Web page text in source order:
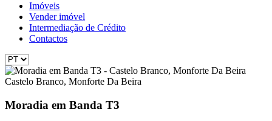
Imóveis
Vender imóvel
Intermediação de Crédito
Contactos
Castelo Branco, Monforte Da Beira
Moradia em Banda T3